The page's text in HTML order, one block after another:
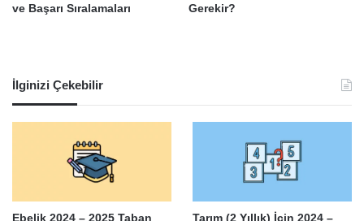
ve Başarı Sıralamaları
Gerekir?
İlginizi Çekebilir
Ebelik 2024 – 2025 Taban Tarım (2 Yıllık) İçin 2024 –